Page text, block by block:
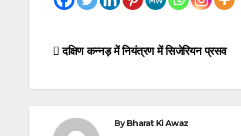
Post
दक्षिण कन्नड़ में नियंत्रण में सिजेरियन प्रसव
ByBharat Ki Awaz